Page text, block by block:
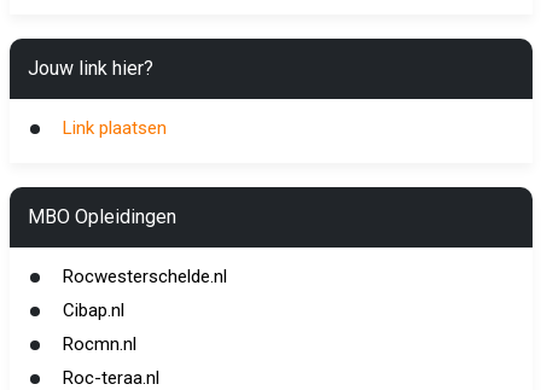
Jouw link hier?
Link plaatsen
MBO Opleidingen
Rocwesterschelde.nl
Cibap.nl
Rocmn.nl
Roc-teraa.nl